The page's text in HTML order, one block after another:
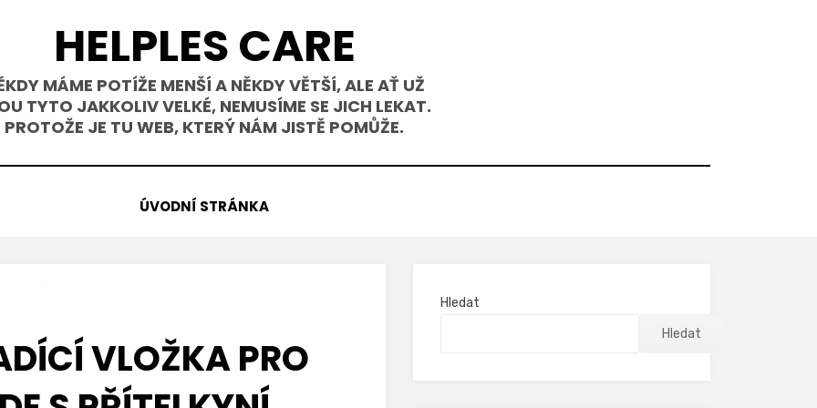
HELPLES CARE
MÁME POTÍŽE MENŠÍ A NĚKDY VĚTŠÍ, ALE AŤ UŽ
TYTO JAKKOLIV VELKÉ, NEMUSÍME SE JICH LEKAT.
PROTOŽE JE TU WEB, KTERÝ NÁM JISTĚ POMŮŽE.
ÚVODNÍ STRÁNKA
VLOŽKA PRO
Hledat
Hledat